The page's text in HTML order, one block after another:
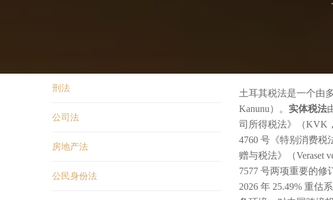
土耳其税法是一个由
Kanunu）。 实体税法
司所得税法》（KVK
4760 号《特别消费税
赠与税法》（Veraset
7577 号两项重要的
2026 年 25.49% 重估
刑法
公司法
房地产法
公民身份法